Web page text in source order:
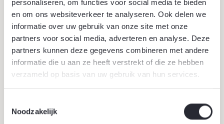
personaliseren, om functies voor social media te bieden
en om ons websiteverkeer te analyseren. Ook delen we
informatie over uw gebruik van onze site met onze
partners voor social media, adverteren en analyse. Deze
partners kunnen deze gegevens combineren met andere
informatie die u aan ze heeft verstrekt of die ze hebben
verzameld op basis van uw gebruik van hun services.
Noodzakelijk
Een stadstuin is relatief klein en grenst in veel gevallen